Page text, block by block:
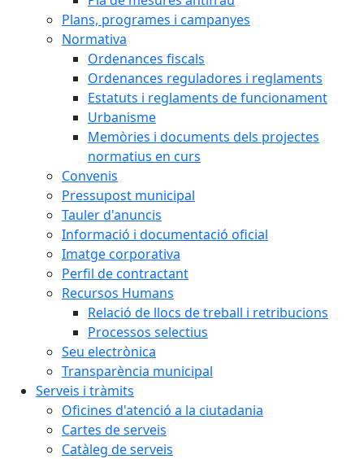
Plans, programes i campanyes
Normativa
Ordenances fiscals
Ordenances reguladores i reglaments
Estatuts i reglaments de funcionament
Urbanisme
Memòries i documents dels projectes
normatius en curs
Convenis
Pressupost municipal
Tauler d'anuncis
Informació i documentació oficial
Imatge corporativa
Perfil de contractant
Recursos Humans
Relació de llocs de treball i retribucions
Processos selectius
Seu electrònica
Transparència municipal
Serveis i tràmits
Oficines d'atenció a la ciutadania
Cartes de serveis
Catàleg de serveis